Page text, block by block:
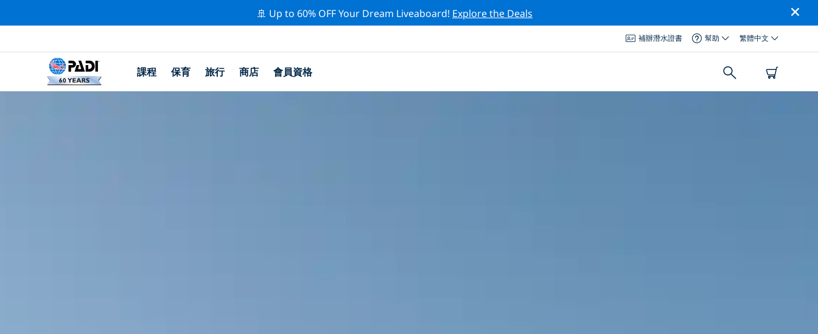
🚢 Up to 60% OFF Your Dream Liveaboard! Explore the Deals
補辦潛水證書 幫助 繁體中文
課程 保育 旅行 商店 會員資格